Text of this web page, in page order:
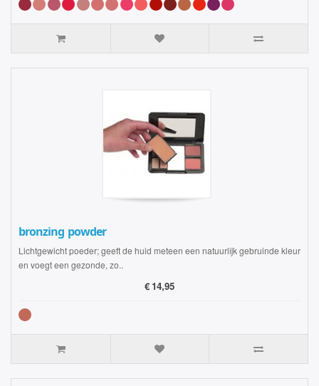
bronzing powder
Lichtgewicht poeder; geeft de huid meteen een natuurlijk gebruinde kleur
en voegt een gezonde, zo..
€ 14,95